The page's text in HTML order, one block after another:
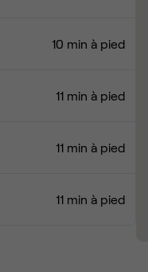
10 min à pied
11 min à pied
11 min à pied
11 min à pied